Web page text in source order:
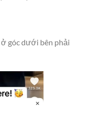
góc dưới bên phải